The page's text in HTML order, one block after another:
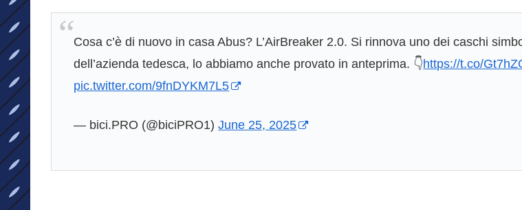
Cosa c’è di nuovo in casa Abus? L’AirBreaker 2.0. Si rinnova uno dei caschi
dell’azienda tedesca, lo abbiamo anche provato in anteprima. 👇https://t.co/
pic.twitter.com/9fnDYKM7L5
— bici.PRO (@biciPRO1)June 25, 2025